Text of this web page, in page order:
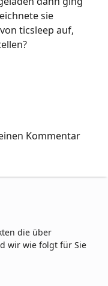
sie
ticsleep auf,
Kommentar
die über
wir wie folgt für Sie